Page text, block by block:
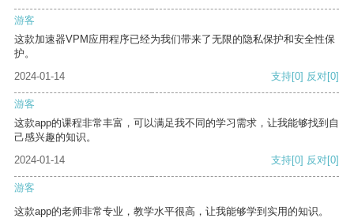
游客
这款加速器VPM应用程序已经为我们带来了无限的隐私保护和安全性保
护。
2024-01-14
支持[0] 反对[0]
游客
这款app的课程非常丰富，可以满足我不同的学习需求，让我能够找到自
己感兴趣的知识。
2024-01-14
支持[0] 反对[0]
游客
这款app的老师非常专业，教学水平很高，让我能够学到实用的知识。